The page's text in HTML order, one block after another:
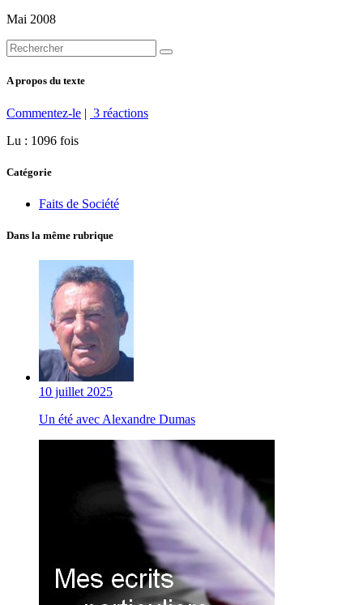
Mai 2008
A propos du texte
Commentez-le | 3 réactions
Lu : 1096 fois
Catégorie
Faits de Société
Dans la même rubrique
10 juillet 2025
Un été avec Alexandre Dumas